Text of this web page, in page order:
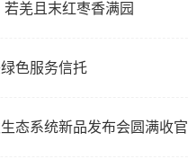
羌且末红枣香满园
色服务信托
态系统新品发布会圆满收官